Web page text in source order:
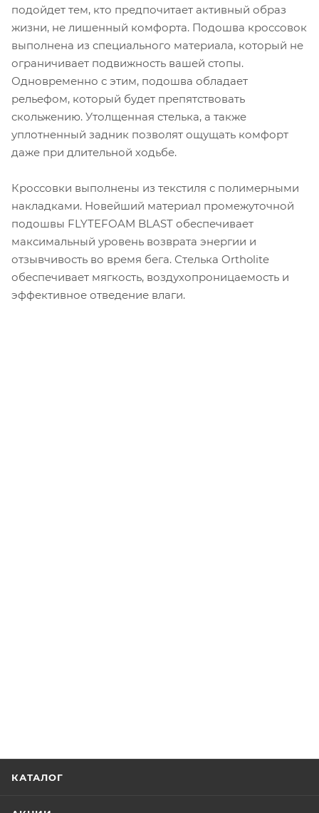
подойдет тем, кто предпочитает активный образ
жизни, не лишенный комфорта. Подошва кроссовок
выполнена из специального материала, который не
ограничивает подвижность вашей стопы.
Одновременно с этим, подошва обладает
рельефом, который будет препятствовать
скольжению. Утолщенная стелька, а также
уплотненный задник позволят ощущать комфорт
даже при длительной ходьбе.
Кроссовки выполнены из текстиля с полимерными
накладками. Новейший материал промежуточной
подошвы FLYTEFOAM BLAST обеспечивает
максимальный уровень возврата энергии и
отзывчивость во время бега. Стелька Ortholite
обеспечивает мягкость, воздухопроницаемость и
эффективное отведение влаги.
КАТАЛОГ